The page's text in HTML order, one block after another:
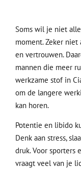
Soms wil je niet
moment. Zeker
en vertrouwen.
mannen die meer
werkzame stof in
om de langere
kan horen.
Potentie en libido
Denk aan stress,
druk. Voor sporters
vraagt veel van je